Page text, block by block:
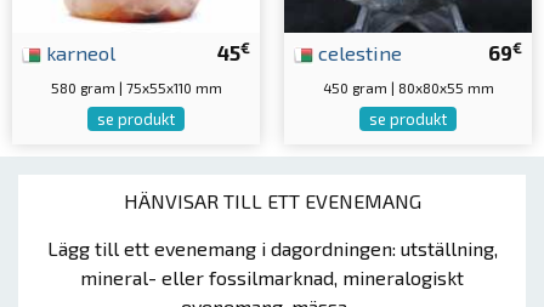
HÄNVISAR TILL ETT EVENEMANG
Lägg till ett evenemang i dagordningen: utställning,
mineral- eller fossilmarknad, mineralogiskt
45€
karneol
580 gram | 75x55x110 mm
se produkt
69€
celestine
450 gram | 80x80x55 mm
se produkt